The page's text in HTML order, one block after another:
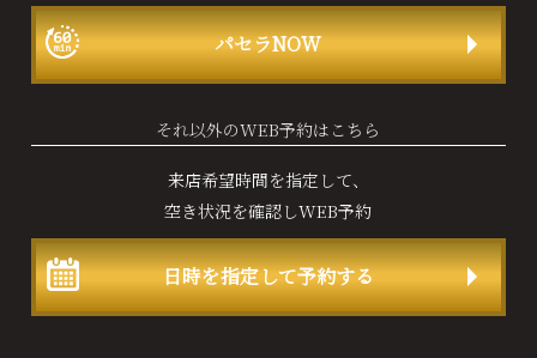
パセラNOW
それ以外のWEB予約はこちら
来店希望時間を指定して、
空き状況を確認しWEB予約
日時を指定して予約する